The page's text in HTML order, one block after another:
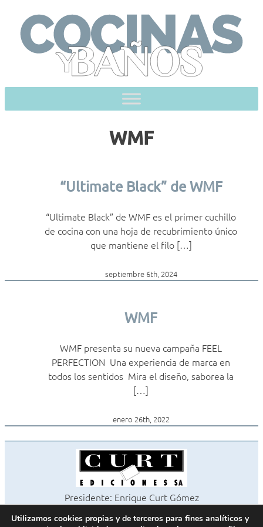
content
WMF
“Ultimate Black” de WMF
“Ultimate Black” de WMF es el primer cuchillo
de cocina con una hoja de recubrimiento único
que mantiene el filo […]
septiembre 6th, 2024
WMF
WMF presenta su nueva campaña FEEL
PERFECTION Una experiencia de marca en
todos los sentidos Mira el diseño, saborea la
[…]
enero 26th, 2022
Presidente: Enrique Curt Gómez
Utilizamos cookies propias y de terceros para fines analíticos y